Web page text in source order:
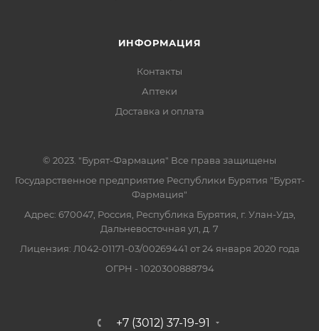
ИНФОРМАЦИЯ
Контакты
Аптеки
Доставка и оплата
© 2023. "Бурят-Фармация" Все права защищены
Государственное предприятие Республики Бурятия "Бурят-
Фармация"
Адрес: 670047, Россия, Республика Бурятия, г. Улан-Удэ,
Дальневосточная ул, д. 7
Лицензия: Л042-01171-03/00269441 от 24 января 2020 года
ОГРН - 1020300888794
+7 (3012) 37-19-91